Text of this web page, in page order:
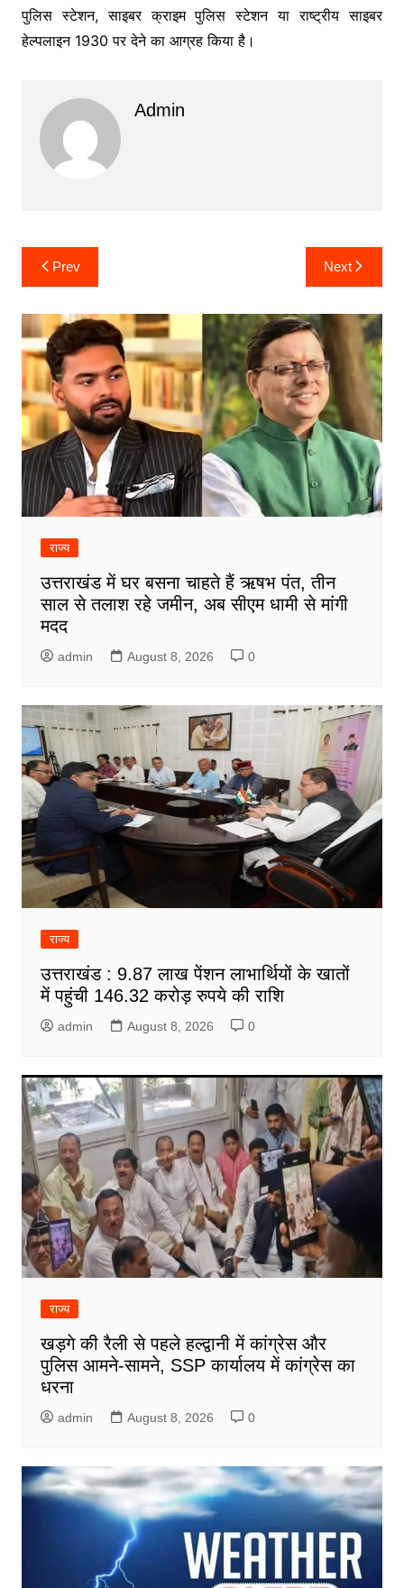
पुलिस स्टेशन, साइबर क्राइम पुलिस स्टेशन या राष्ट्रीय साइबर
हेल्पलाइन 1930 पर देने का आग्रह किया है।
Admin
Post
navigation
Prev Next
राज्य
उत्तराखंड में घर बसना चाहते हैं ऋषभ पंत, तीन
साल से तलाश रहे जमीन, अब सीएम धामी से मांगी
मदद
admin August 8, 2026 0
राज्य
उत्तराखंड : 9.87 लाख पेंशन लाभार्थियों के खातों
में पहुंची 146.32 करोड़ रुपये की राशि
admin August 8, 2026 0
राज्य
खड़गे की रैली से पहले हल्द्वानी में कांग्रेस और
पुलिस आमने-सामने, SSP कार्यालय में कांग्रेस का
धरना
admin August 8, 2026 0